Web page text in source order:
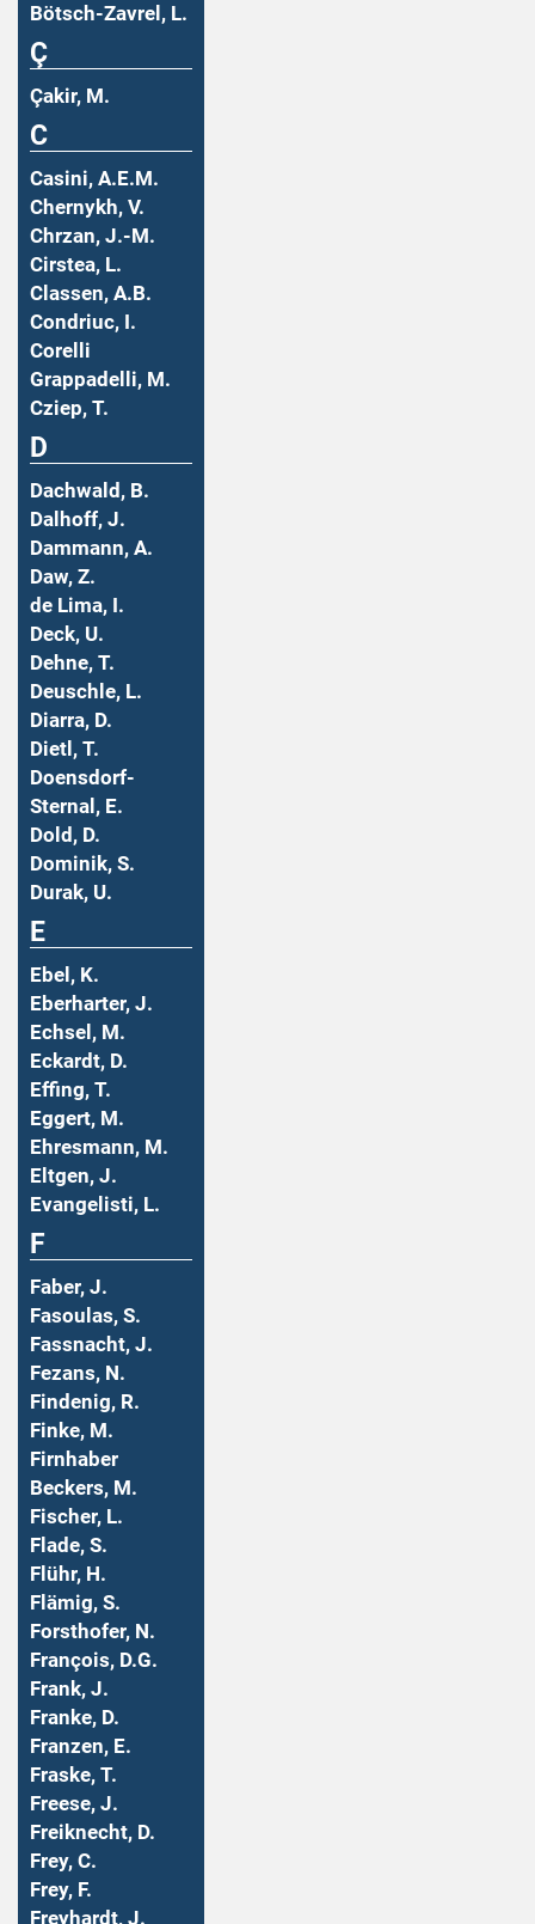
Bötsch-Zavrel, L.
Ç
Çakir, M.
C
Casini, A.E.M.
Chernykh, V.
Chrzan, J.-M.
Cirstea, L.
Classen, A.B.
Condriuc, I.
Corelli
Grappadelli, M.
Cziep, T.
D
Dachwald, B.
Dalhoff, J.
Dammann, A.
Daw, Z.
de Lima, I.
Deck, U.
Dehne, T.
Deuschle, L.
Diarra, D.
Dietl, T.
Doensdorf-
Sternal, E.
Dold, D.
Dominik, S.
Durak, U.
E
Ebel, K.
Eberharter, J.
Echsel, M.
Eckardt, D.
Effing, T.
Eggert, M.
Ehresmann, M.
Eltgen, J.
Evangelisti, L.
F
Faber, J.
Fasoulas, S.
Fassnacht, J.
Fezans, N.
Findenig, R.
Finke, M.
Firnhaber
Beckers, M.
Fischer, L.
Flade, S.
Flühr, H.
Flämig, S.
Forsthofer, N.
François, D.G.
Frank, J.
Franke, D.
Franzen, E.
Fraske, T.
Freese, J.
Freiknecht, D.
Frey, C.
Frey, F.
Freyhardt, J.